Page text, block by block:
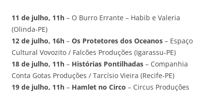
11 de julho, 11h – O Burro Errante – Habib e Valeria
(Olinda-PE)
12 de julho, 16h – Os Protetores dos Oceanos – Espaço
Cultural Vovozito / Falcões Produções (Igarassu-PE)
18 de julho, 11h – Histórias Pontilhadas – Companhia
Conta Gotas Produções / Tarcísio Vieira (Recife-PE)
19 de julho, 11h – Hamlet no Circo – Circus Produções